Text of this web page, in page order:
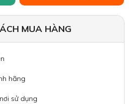
MUA HÀNG
hãng
sử dụng